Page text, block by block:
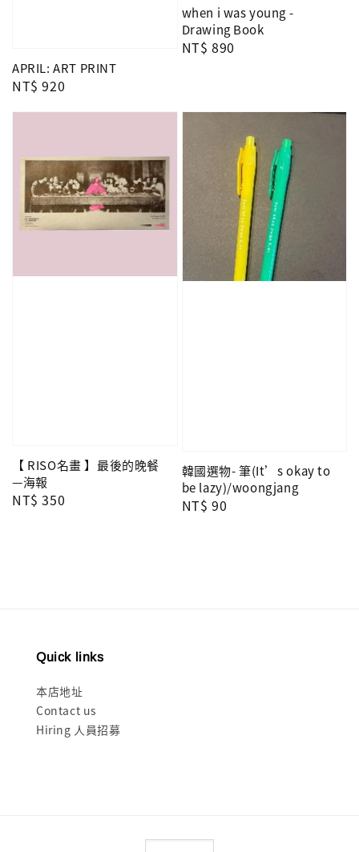
APRIL: ART PRINT
Regular
NT$ 920
when i was young -
Drawing Book
Regular
NT$ 890
【 RISO名畫 】最後的晚餐
—海報
Regular
NT$ 350
韓國選物- 筆(It’s okay to
be lazy)/woongjang
Regular
NT$ 90
Quick links
本店地址
Contact us
Hiring 人員招募